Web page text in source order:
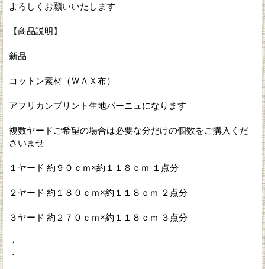
よろしくお願いいたします
【商品説明】
新品
コットン素材（ＷＡＸ布）
アフリカンプリント生地パーニュになります
複数ヤードご希望の場合は必要な分だけの個数をご購入くだ
さいませ
１ヤード 約９０ｃｍ×約１１８ｃｍ １点分
２ヤード 約１８０ｃｍ×約１１８ｃｍ ２点分
３ヤード 約２７０ｃｍ×約１１８ｃｍ ３点分
・
・